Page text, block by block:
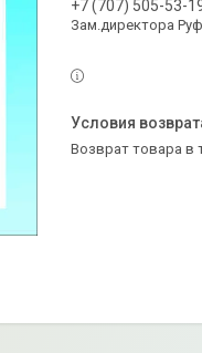
+7 (707) 505-53-
Зам.директора
возврат товара в